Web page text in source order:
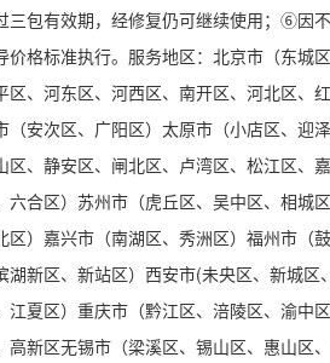
包有效期，经修复仍可继续使用；⑥因
价格标准执行。服务地区：北京市（东城
区、河东区、河西区、南开区、河北区、
（安次区、广阳区）太原市（小店区、迎
区、静安区、闸北区、卢湾区、松江区、
六合区）苏州市（虎丘区、吴中区、相城
区）嘉兴市（南湖区、秀洲区）福州市（
湖新区、新站区）西安市(未央区、新城
江夏区）重庆市（黔江区、涪陵区、渝中
高新区无锡市（梁溪区、锡山区、惠山区